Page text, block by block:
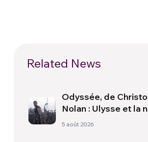
Related News
Odyssée, de
Nolan : Ulysse et la
d’une nouvelle aube
5 août 2026